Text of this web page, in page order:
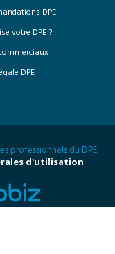
DPE
votre DPE ?
DPE
professionnels du DPE
d'utilisation